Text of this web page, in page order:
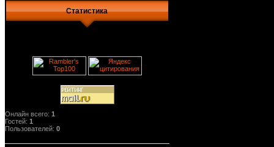
Статистика
Онлайн всего: 1
Гостей: 1
Пользователей: 0